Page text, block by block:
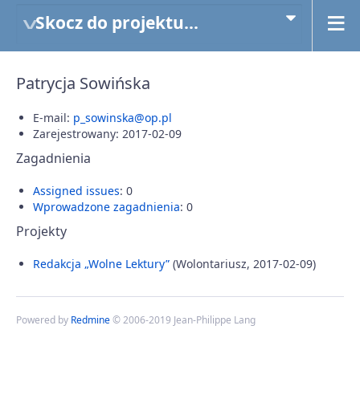
Skocz do projektu...
Patrycja Sowińska
E-mail: p_sowinska@op.pl
Zarejestrowany: 2017-02-09
Zagadnienia
Assigned issues: 0
Wprowadzone zagadnienia: 0
Projekty
Redakcja „Wolne Lektury” (Wolontariusz, 2017-02-09)
Powered by Redmine© 2006-2019 Jean-Philippe Lang